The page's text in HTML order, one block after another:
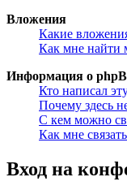
Вложения
Какие
Как мне найти
Информация о
Кто написал
Почему здесь
С кем можно
Как мне
Вход на